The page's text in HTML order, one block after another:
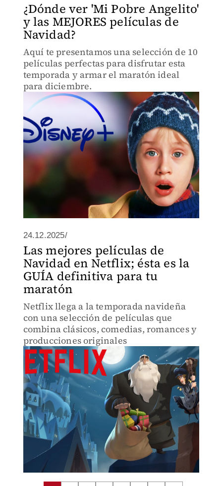
¿Dónde ver 'Mi Pobre Angelito'
y las MEJORES películas de
Navidad?
Aquí te presentamos una selección de 10
películas perfectas para disfrutar esta
temporada y armar el maratón ideal
para diciembre.
24.12.2025/
Las mejores películas de
Navidad en Netflix; ésta es la
GUÍA definitiva para tu
maratón
Netflix llega a la temporada navideña
con una selección de películas que
combina clásicos, comedias, romances y
producciones originales